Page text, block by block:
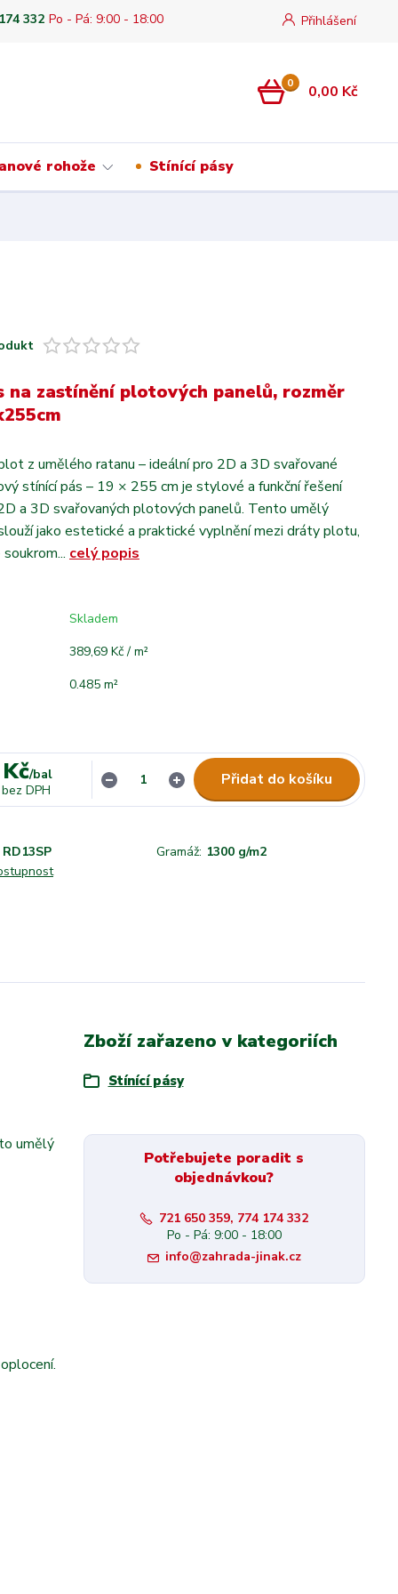
Přihlášení
332 Po - Pá: 9:00 - 18:00
0 0,00 Kč
rohože Stínící pásy
na zastínění plotových panelů, rozměr
z umělého ratanu – ideální pro 2D a 3D svařované
stínící pás – 19 × 255 cm je stylové a funkční řešení
a 3D svařovaných plotových panelů. Tento umělý
jako estetické a praktické vyplnění mezi dráty plotu,
celý popis
Skladem
389,69 Kč / m²
0.485 m²
/bal
bez DPH
Přidat do košíku
RD13SP Gramáž: 1300 g/m2
umělý
Zboží zařazeno v kategoriích
Stínící pásy
Potřebujete poradit s
objednávkou?
721 650 359, 774 174 332
Po - Pá: 9:00 - 18:00
info@zahrada-jinak.cz